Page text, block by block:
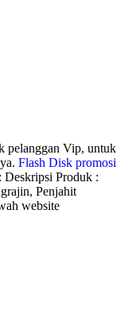
pelanggan Vip, untuk
Flash Disk promosi
Deskripsi Produk :
Penjahit
website